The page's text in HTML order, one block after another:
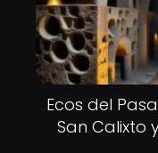
Ecos del
San Calixto